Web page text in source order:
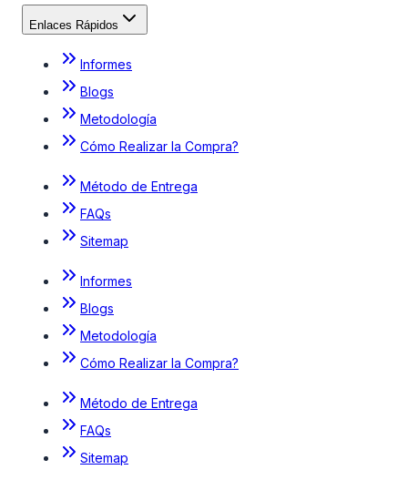
Enlaces Rápidos
Informes
Blogs
Metodología
Cómo Realizar la Compra?
Método de Entrega
FAQs
Sitemap
Informes
Blogs
Metodología
Cómo Realizar la Compra?
Método de Entrega
FAQs
Sitemap